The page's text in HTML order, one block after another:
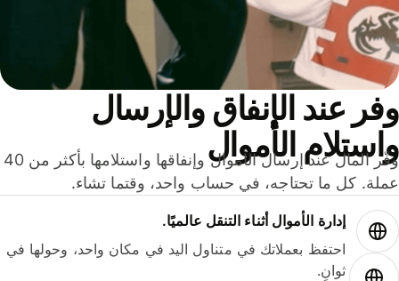
عند الإنفاق والإرسال
الأموال
وفّر المال عند إرسال الأموال وإنفاقها واستلامها بأكثر من 40
كل ما تحتاجه، في حساب واحد، وقتما تشاء.
إدارة الأموال أثناء التنقل عالميًا.
احتفظ بعملاتك في متناول اليد في مكان واحد، وحولها في
ثوانٍ.